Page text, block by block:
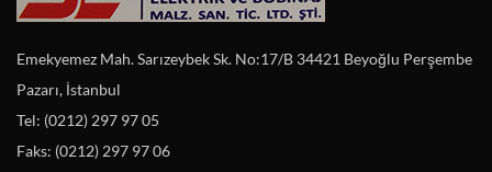
Emekyemez Mah. Sarızeybek Sk. No:17/B 34421 Beyoğlu Perşembe
Pazarı, İstanbul
Tel: (0212) 297 97 05
Faks: (0212) 297 97 06